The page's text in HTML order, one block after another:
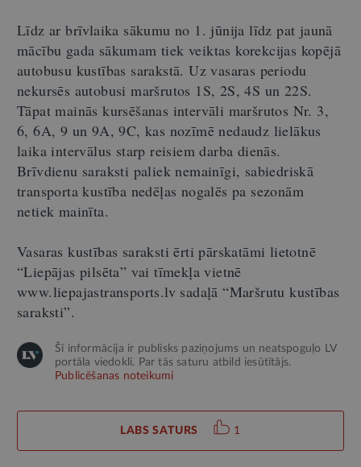
Līdz ar brīvlaika sākumu no 1. jūnija līdz pat jaunā
mācību gada sākumam tiek veiktas korekcijas kopējā
autobusu kustības sarakstā. Uz vasaras periodu
nekursēs autobusi maršrutos 1S, 2S, 4S un 22S.
Tāpat mainās kursēšanas intervāli maršrutos Nr. 3,
6, 6A, 9 un 9A, 9C, kas nozīmē nedaudz lielākus
laika intervālus starp reisiem darba dienās.
Brīvdienu saraksti paliek nemainīgi, sabiedriskā
transporta kustība nedēļas nogalēs pa sezonām
netiek mainīta.
Vasaras kustības saraksti ērti pārskatāmi lietotnē
“Liepājas pilsēta” vai tīmekļa vietnē
www.liepajastransports.lv sadaļā “Maršrutu kustības
saraksti”.
Šī informācija ir publisks paziņojums un neatspoguļo LV
portāla viedokli. Par tās saturu atbild iesūtītājs.
Publicēšanas noteikumi
LABS SATURS 1